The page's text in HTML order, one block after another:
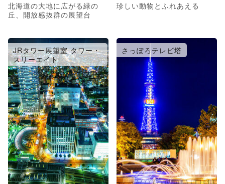
北海道の大地に広がる緑の
丘、開放感抜群の展望台
珍しい動物とふれあえる
JRタワー展望室 タワー・
スリーエイト
さっぽろテレビ塔